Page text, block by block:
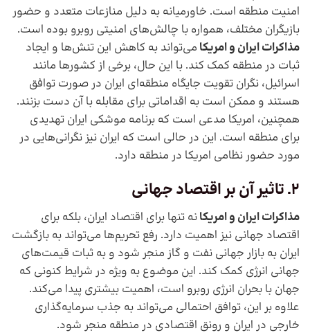
امنیت منطقه است. خاورمیانه به دلیل منازعات متعدد و حضور
بازیگران مختلف، همواره با چالش‌های امنیتی روبرو بوده است.
مذاکرات ایران و امریکا می‌تواند به کاهش این تنش‌ها و ایجاد
ثبات در منطقه کمک کند. با این حال، برخی از کشورها مانند
اسرائیل، نگران تقویت جایگاه منطقه‌ای ایران در صورت توافق
هستند و ممکن است به اقداماتی برای مقابله با آن دست بزنند.
همچنین، امریکا مدعی است که برنامه موشکی ایران تهدیدی
برای منطقه است. این در حالی است که ایران نیز نگرانی‌هایی در
مورد حضور نظامی امریکا در منطقه دارد.
2. تاثیر آن بر اقتصاد جهانی
مذاکرات ایران و امریکانه تنها برای اقتصاد ایران، بلکه برای
اقتصاد جهانی نیز اهمیت دارد. رفع تحریم‌ها می‌تواند به بازگشت
ایران به بازار جهانی نفت و گاز منجر شود و به ثبات قیمت‌های
جهانی انرژی کمک کند. این موضوع به ویژه در شرایط کنونی که
جهان با بحران انرژی روبرو است، اهمیت بیشتری پیدا می‌کند.
علاوه بر این، توافق احتمالی می‌تواند به جذب سرمایه‌گذاری
خارجی در ایران و رونق اقتصادی در منطقه منجر شود.